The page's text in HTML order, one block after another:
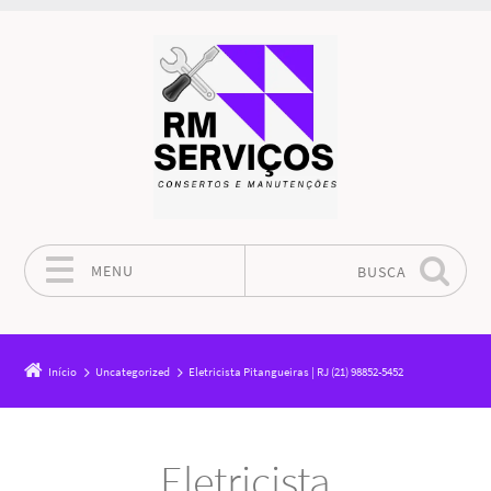
MENU BUSCA
Início Uncategorized Eletricista Pitangueiras | RJ (21) 98852-5452